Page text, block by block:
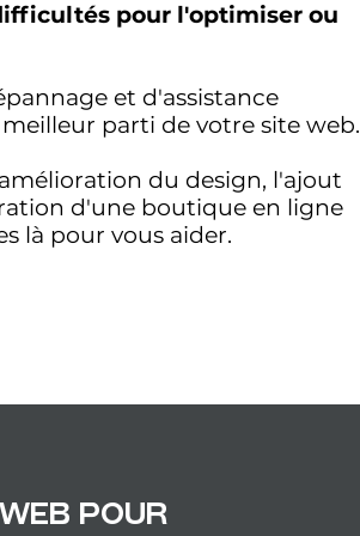
pour l'optimiser ou
et d'assistance
parti de votre site web.
du design, l'ajout
d'une boutique en ligne
là pour vous aider.
pour